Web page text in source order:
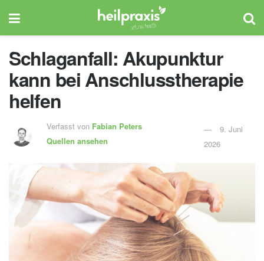
Schlaganfall: Akupunktur
kann bei Anschlusstherapie
helfen
Verfasst von Fabian Peters
Quellen ansehen
9. Juni
2026